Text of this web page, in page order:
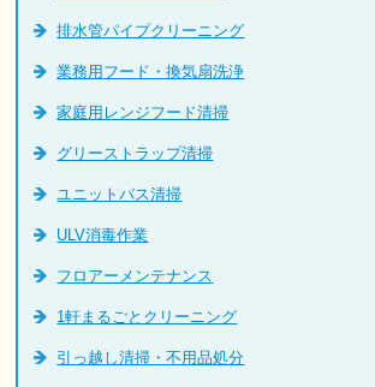
排水管パイプクリーニング
業務用フード・換気扇洗浄
家庭用レンジフード清掃
グリーストラップ清掃
ユニットバス清掃
ULV消毒作業
フロアーメンテナンス
1軒まるごとクリーニング
引っ越し清掃・不用品処分